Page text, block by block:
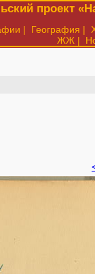
проект
| География |
ЖЖ |